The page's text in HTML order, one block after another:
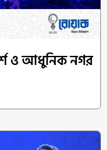
ও আধুনিক নগর